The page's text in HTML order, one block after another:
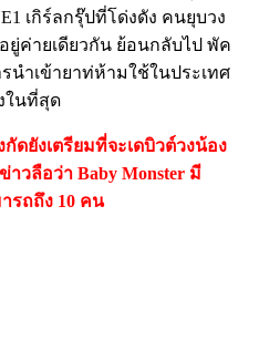
เกิร์ลกรุ๊ปที่โด่งดัง คนยุบวง
อยู่ค่ายเดียวกัน ย้อนกลับไป พัค
นำเข้ายาท่ห้ามใช้ในประเทศ
ในที่สุด
ดยังเตรียมที่จะเดบิวต์วงน้อง
วลือว่า Baby Monster มี
รถถึง 10 คน